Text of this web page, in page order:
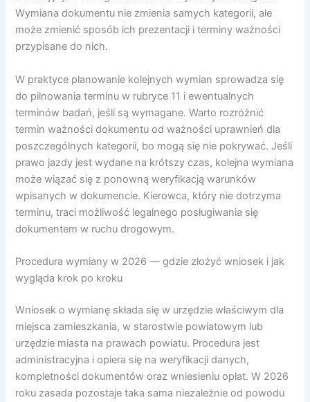
Wymiana dokumentu nie zmienia samych kategorii, ale
może zmienić sposób ich prezentacji i terminy ważności
przypisane do nich.
W praktyce planowanie kolejnych wymian sprowadza się
do pilnowania terminu w rubryce 11 i ewentualnych
terminów badań, jeśli są wymagane. Warto rozróżnić
termin ważności dokumentu od ważności uprawnień dla
poszczególnych kategorii, bo mogą się nie pokrywać. Jeśli
prawo jazdy jest wydane na krótszy czas, kolejna wymiana
może wiązać się z ponowną weryfikacją warunków
wpisanych w dokumencie. Kierowca, który nie dotrzyma
terminu, traci możliwość legalnego posługiwania się
dokumentem w ruchu drogowym.
Procedura wymiany w 2026 — gdzie złożyć wniosek i jak
wygląda krok po kroku
Wniosek o wymianę składa się w urzędzie właściwym dla
miejsca zamieszkania, w starostwie powiatowym lub
urzędzie miasta na prawach powiatu. Procedura jest
administracyjna i opiera się na weryfikacji danych,
kompletności dokumentów oraz wniesieniu opłat. W 2026
roku zasada pozostaje taka sama niezależnie od powodu